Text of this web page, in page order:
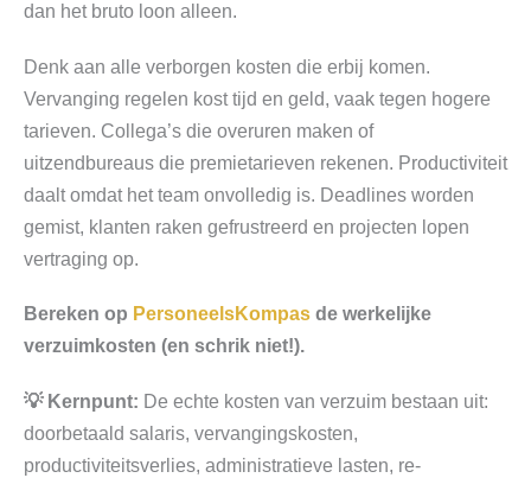
dan het bruto loon alleen.
Denk aan alle verborgen kosten die erbij komen.
Vervanging regelen kost tijd en geld, vaak tegen hogere
tarieven. Collega’s die overuren maken of
uitzendbureaus die premietarieven rekenen. Productiviteit
daalt omdat het team onvolledig is. Deadlines worden
gemist, klanten raken gefrustreerd en projecten lopen
vertraging op.
Bereken op PersoneelsKompas de werkelijke
verzuimkosten (en schrik niet!).
💡 Kernpunt: De echte kosten van verzuim bestaan uit:
doorbetaald salaris, vervangingskosten,
productiviteitsverlies, administratieve lasten, re-